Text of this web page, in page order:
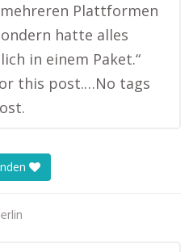
Plattformen
hatte alles
in einem Paket.“
this post.…No tags